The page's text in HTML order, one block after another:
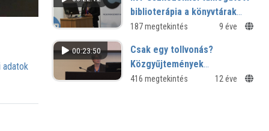
adatok
biblioterápia a könyvtárak
szolgáltatási rendszerében
187 megtekintés 9 éve
00:23:50
Csak egy tollvonás?
Közgyűjtemények
összevonásának és
416 megtekintés 12 éve